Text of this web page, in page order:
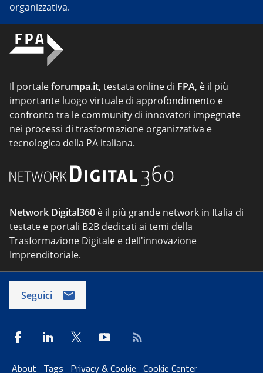
organizzativa.
Il portaleforumpa.it, testata online di FPA, è il più
importante luogo virtuale di approfondimento e
confronto tra le community di innovatori impegnate
nei processi di trasformazione organizzativa e
tecnologica della PA italiana.
Network Digital360 è il più grande network in Italia di
testate e portali B2B dedicati ai temi della
Trasformazione Digitale e dell'innovazione
Imprenditoriale.
Seguici
About Tags Privacy & Cookie Cookie Center